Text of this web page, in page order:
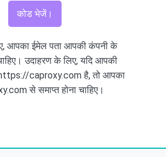
आपका ईमेल पता आपकी कंपनी के
उदाहरण के लिए, यदि आपकी
caproxy.com है, तो आपका
से समाप्त होना चाहिए।